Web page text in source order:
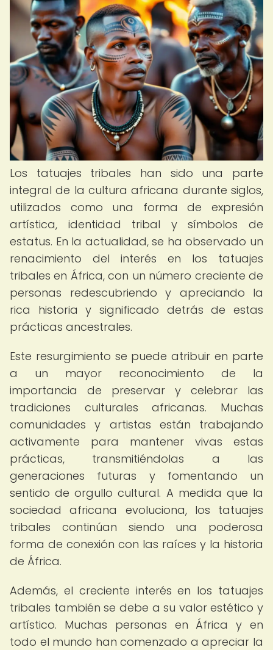
Los tatuajes tribales han sido una parte
integral de la cultura africana durante siglos,
utilizados como una forma de expresión
artística, identidad tribal y símbolos de
estatus. En la actualidad, se ha observado un
renacimiento del interés en los tatuajes
tribales en África, con un número creciente de
personas redescubriendo y apreciando la
rica historia y significado detrás de estas
prácticas ancestrales.
Este resurgimiento se puede atribuir en parte
a un mayor reconocimiento de la
importancia de preservar y celebrar las
tradiciones culturales africanas. Muchas
comunidades y artistas están trabajando
activamente para mantener vivas estas
prácticas, transmitiéndolas a las
generaciones futuras y fomentando un
sentido de orgullo cultural. A medida que la
sociedad africana evoluciona, los tatuajes
tribales continúan siendo una poderosa
forma de conexión con las raíces y la historia
de África.
Además, el creciente interés en los tatuajes
tribales también se debe a su valor estético y
artístico. Muchas personas en África y en
todo el mundo han comenzado a apreciar la